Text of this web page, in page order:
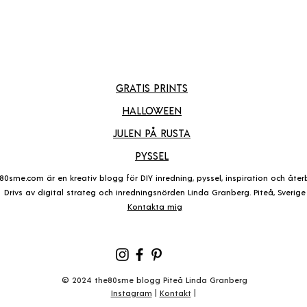
GRATIS PRINTS
HALLOWEEN
JULEN PÅ RUSTA
PYSSEL
är en kreativ blogg för DIY inredning, pyssel, inspiration och
Drivs av digital strateg och inredningsnörden Linda Granberg. Piteå, Sverige
Kontakta mig
© 2024 the80sme blogg Piteå Linda Granberg
Instagram
Kontakt